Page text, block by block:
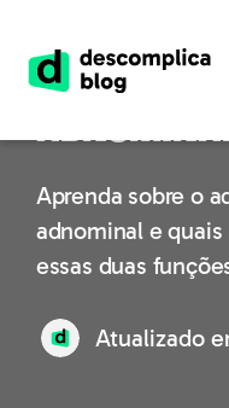
Adjunto
Aprenda sobre o
adnominal e
essas duas
Atualizado